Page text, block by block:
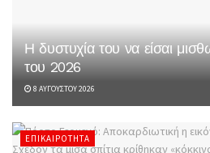
Η δυστυχία του να είσαι
του 2026
8 ΑΥΓΟΎΣΤΟΥ 2026
ΕΠΙΚΑΙΡΌΤΗΤΑ